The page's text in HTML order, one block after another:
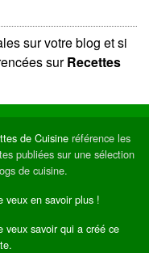
sur votre blog et si
surRecettes
de Cuisine référence les
publiées sur une sélection
de cuisine.
veux en savoir plus !
veux savoir qui a créé ce